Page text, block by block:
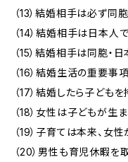
（13）結婚相手は必ず同
（14）結婚相手は日本人
（15）結婚相手は同胞・
（16）結婚生活の重要事
（17）結婚したら子ども
（18）女性は子どもが生
（19）子育ては本来、女
（20）男性も育児休暇を